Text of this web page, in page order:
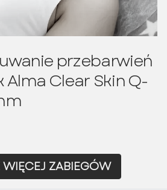
przebarwień
Alma Clear Skin Q-
ZABIEGÓW